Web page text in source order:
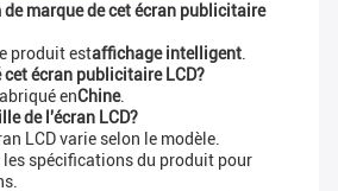
de marque de cet écran publicitaire
produit estaffichage intelligent.
cet écran publicitaire LCD?
enChine.
de l'écran LCD?
LCD varie selon le modèle.
spécifications du produit pour